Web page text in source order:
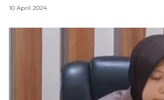
10 April 2024